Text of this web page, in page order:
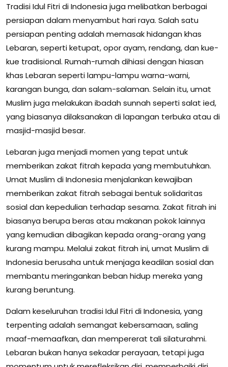
Tradisi Idul Fitri di Indonesia juga melibatkan berbagai
persiapan dalam menyambut hari raya. Salah satu
persiapan penting adalah memasak hidangan khas
Lebaran, seperti ketupat, opor ayam, rendang, dan kue-
kue tradisional. Rumah-rumah dihiasi dengan hiasan
khas Lebaran seperti lampu-lampu warna-warni,
karangan bunga, dan salam-salaman. Selain itu, umat
Muslim juga melakukan ibadah sunnah seperti salat ied,
yang biasanya dilaksanakan di lapangan terbuka atau di
masjid-masjid besar.
Lebaran juga menjadi momen yang tepat untuk
memberikan zakat fitrah kepada yang membutuhkan.
Umat Muslim di Indonesia menjalankan kewajiban
memberikan zakat fitrah sebagai bentuk solidaritas
sosial dan kepedulian terhadap sesama. Zakat fitrah ini
biasanya berupa beras atau makanan pokok lainnya
yang kemudian dibagikan kepada orang-orang yang
kurang mampu. Melalui zakat fitrah ini, umat Muslim di
Indonesia berusaha untuk menjaga keadilan sosial dan
membantu meringankan beban hidup mereka yang
kurang beruntung.
Dalam keseluruhan tradisi Idul Fitri di Indonesia, yang
terpenting adalah semangat kebersamaan, saling
maaf-memaafkan, dan mempererat tali silaturahmi.
Lebaran bukan hanya sekadar perayaan, tetapi juga